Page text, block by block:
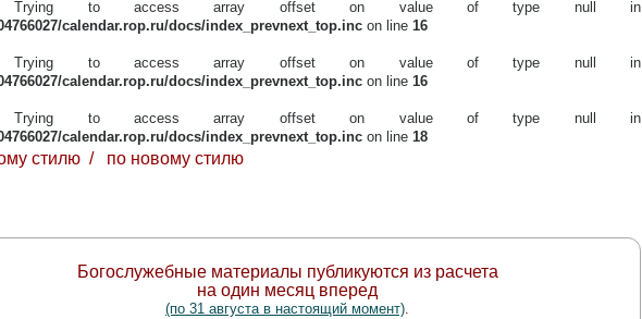
to access array offset on value of type null in
calendar.rop.ru/docs/index_prevnext_top.inc on line 16
to access array offset on value of type null in
calendar.rop.ru/docs/index_prevnext_top.inc on line 16
to access array offset on value of type null in
calendar.rop.ru/docs/index_prevnext_top.inc on line 18
стилю / по новому стилю
Богослужебные материалы публикуются из расчета
на один месяц вперед
(по 31 августа в настоящий момент).